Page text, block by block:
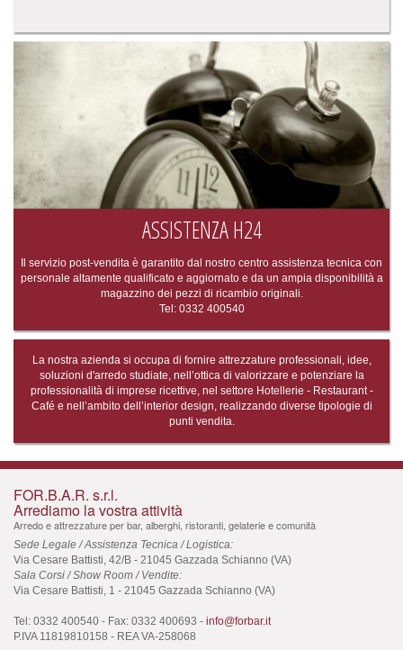
ASSISTENZA H24
Il servizio post-vendita è garantito dal nostro centro assistenza tecnica con
personale altamente qualificato e aggiornato e da un ampia disponibilità a
magazzino dei pezzi di ricambio originali.
Tel: 0332 400540
La nostra azienda si occupa di fornire attrezzature professionali, idee,
soluzioni d'arredo studiate, nell’ottica di valorizzare e potenziare la
professionalità di imprese ricettive, nel settore Hotellerie - Restaurant -
Café e nell’ambito dell’interior design, realizzando diverse tipologie di
punti vendita.
FOR.B.A.R. s.r.l.
Arrediamo la vostra attività
Arredo e attrezzature per bar, alberghi, ristoranti, gelaterie e comunità
Sede Legale / Assistenza Tecnica / Logistica:
Via Cesare Battisti, 42/B - 21045 Gazzada Schianno (VA)
Sala Corsi / Show Room / Vendite:
Via Cesare Battisti, 1 - 21045 Gazzada Schianno (VA)
Tel: 0332 400540 - Fax: 0332 400693 - info@forbar.it
P.IVA 11819810158 - REA VA-258068